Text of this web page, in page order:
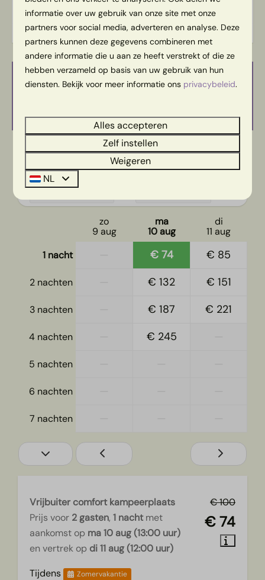
Energielabel:
Beschikbaarheid en prijs, het
2 gasten
zo
9 aug
ma
10 aug
di
11 aug
1 nacht
€ 74 € 85
2 nachten € 132 € 151
3 nachten € 187 € 221
4 nachten € 245
5 nachten
6 nachten
7 nachten
€ 100
€ 74
Vrijbuiter comfort kampeerplaats
Prijs voor 2 gasten, 1 nachtmet
aankomst op ma 10 aug (13:00 uur)
en vertrek op di 11 aug (12:00 uur)
Tijdens
Zomervakantie
informatie over uw gebruik van onze site met onze
partners voor social media, adverteren en analyse. Deze
partners kunnen deze gegevens combineren met
andere informatie die u aan ze heeft verstrekt of die ze
hebben verzameld op basis van uw gebruik van hun
diensten. Bekijk voor meer informatie ons privacybeleid.
Alles accepteren
Zelf instellen
Weigeren
NL